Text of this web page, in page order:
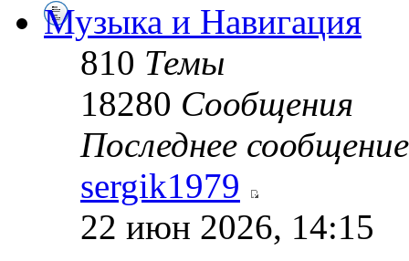
Музыка и Навигация
810 Темы
18280 Сообщения
Последнее сообщение
sergik1979
22 июн 2026, 14:15